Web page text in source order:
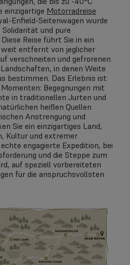
einzigartige Motorradreise
Enfield-Seitenwagen wurde
und pure
Reise führt Sie in ein
entfernt von jeglicher
verschneiten und gefrorenen
in denen Weite
bestimmen. Das Erlebnis ist
Begegnungen mit
in traditionellen Jurten und
heißen Quellen
Anstrengung und
Sie ein einzigartiges Land,
Kultur und extremer
engagierte Expedition, bei
und die Steppe zum
auf speziell vorbereiteten
für die anspruchsvollsten